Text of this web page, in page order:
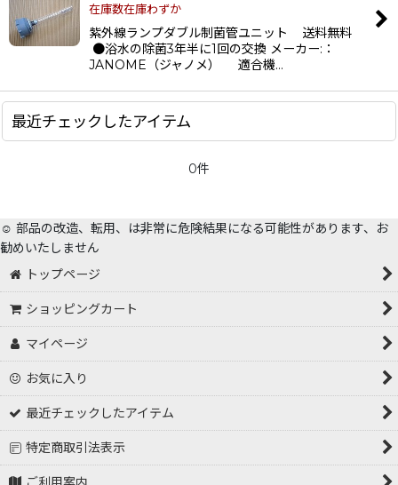
並び順
絞り込む
在庫数在庫わずか
紫外線ランプダブル制菌管ユニット 送料無料
●浴水の除菌3年半に1回の交換 メーカー:：
JANOME（ジャノメ） 適合機…
最近チェックしたアイテム
0件
☺️ 部品の改造、転用、は非常に危険結果になる可能性があります、お
勧めいたしません
トップページ
ショッピングカート
マイページ
お気に入り
最近チェックしたアイテム
特定商取引法表示